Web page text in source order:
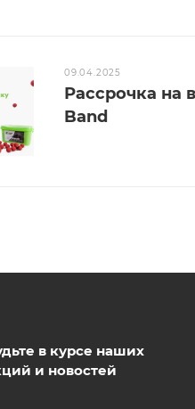
09.04.2025
Рассрочка на
Band
в курсе наших
и новостей